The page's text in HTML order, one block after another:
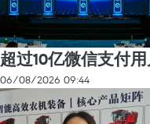
超过10亿微信支付
06/08/2026 09:44